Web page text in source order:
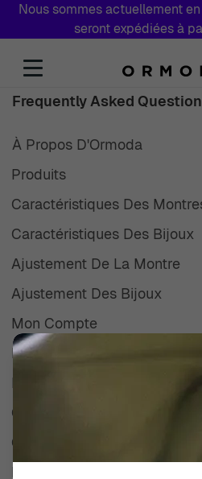
Nous sommes actuellement
seront expédiées à
Frequently Asked
À Propos D'Ormoda
Produits
Caractéristiques Des
Caractéristiques Des Bijoux
Ajustement De La Montre
Ajustement Des Bijoux
Mon Compte
Livraison Et Expédition
Garantie Et Réparations
Commande Et Paiement